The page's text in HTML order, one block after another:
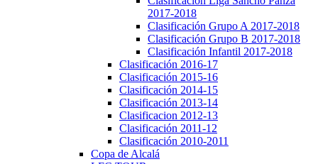
2017-2018
Clasificación Grupo A 2017-2018
Clasificación Grupo B 2017-2018
Clasificación Infantil 2017-2018
Clasificación 2016-17
Clasificación 2015-16
Clasificación 2014-15
Clasificación 2013-14
Clasificacion 2012-13
Clasificación 2011-12
Clasificación 2010-2011
Copa de Alcalá